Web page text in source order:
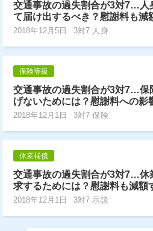
交通事故の過失割合が3対7…人
て届け出するべき？慰謝料も減
2018年12月5日 3対7 人身
保険等級
交通事故の過失割合が3対7…保
げないためには？慰謝料への影
2018年12月1日 3対7 保険
休業補償
交通事故の過失割合が3対7…休
求するためには？慰謝料も減額
2018年12月1日 3対7 示談